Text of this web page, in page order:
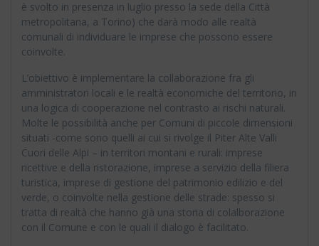
è svolto in presenza in luglio presso la sede della Città
metropolitana, a Torino) che darà modo alle realtà
comunali di individuare le imprese che possono essere
coinvolte.
L’obiettivo è implementare la collaborazione fra gli
amministratori locali e le realtà economiche del territorio, in
una logica di cooperazione nel contrasto ai rischi naturali.
Molte le possibilità anche per Comuni di piccole dimensioni
situati -come sono quelli ai cui si rivolge il Piter Alte Valli
Cuori delle Alpi – in territori montani e rurali: imprese
ricettive e della ristorazione, imprese a servizio della filiera
turistica, imprese di gestione del patrimonio edilizio e del
verde, o coinvolte nella gestione delle strade: spesso si
tratta di realtà che hanno già una storia di colalborazione
con il Comune e con le quali il dialogo è facilitato.